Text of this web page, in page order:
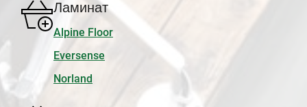
Ламинат
Alpine Floor
Eversense
Norland